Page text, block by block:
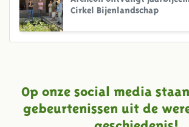
Cirkel Bijenlandschap
Op onze social media
gebeurtenissen uit de
geschiedenis!